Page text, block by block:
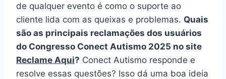
de qualquer evento é como o suporte ao
cliente lida com as queixas e problemas. Quais
são as principais reclamações dos usuários
do Congresso Conect Autismo 2025 no site
Reclame Aqui? Conect Autismo responde e
resolve essas questões? Isso dá uma boa ideia